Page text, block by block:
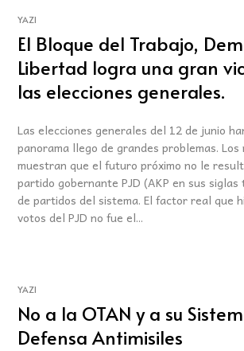
YAZI
El Bloque del Trabajo,
Libertad logra una gran
las elecciones generales.
Las elecciones generales del 12 de junio
panorama llego de grandes problemas.
muestran que el futuro próximo no le
partido gobernante PJD (AKP en sus
de partidos del sistema. El factor real que
votos del PJD no fue el...
YAZI
No a la OTAN y a su
Defensa Antimisiles